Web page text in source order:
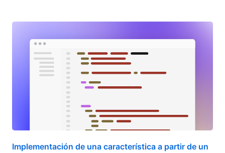
Implementación de una característica a partir de un